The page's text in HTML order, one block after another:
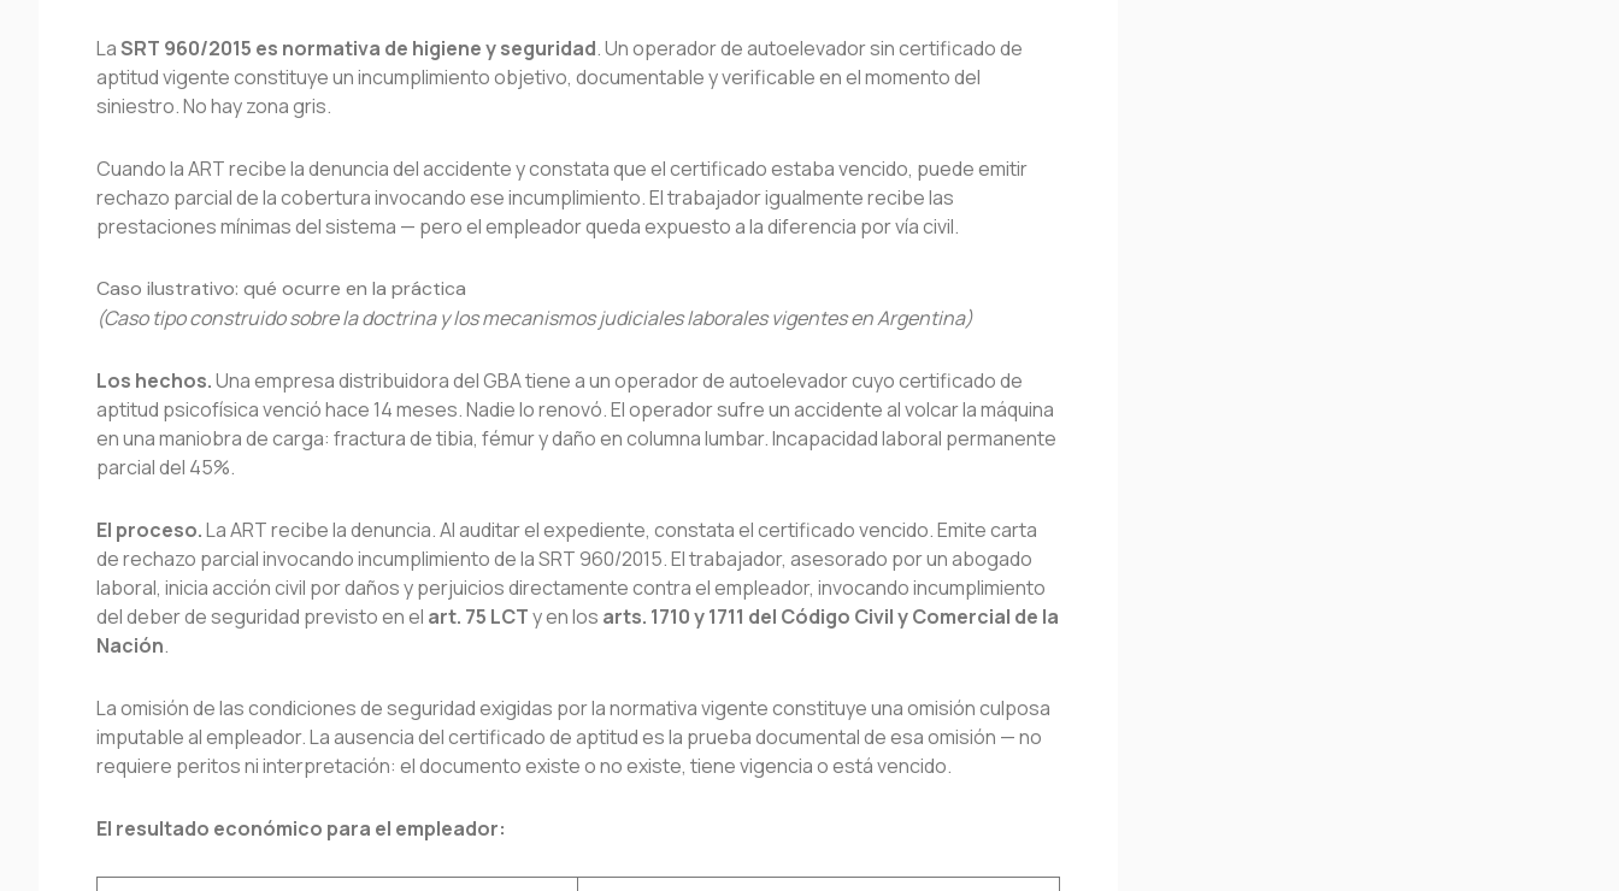
LaSRT 960/2015 es normativa de higiene y seguridad. Un operador de autoelevador sin certificado de
aptitud vigente constituye un incumplimiento objetivo, documentable y verificable en el momento del
siniestro. No hay zona gris.
Cuando la ART recibe la denuncia del accidente y constata que el certificado estaba vencido, puede emitir
rechazo parcial de la cobertura invocando ese incumplimiento. El trabajador igualmente recibe las
prestaciones mínimas del sistema — pero el empleador queda expuesto a la diferencia por vía civil.
Caso ilustrativo: qué ocurre en la práctica
(Caso tipo construido sobre la doctrina y los mecanismos judiciales laborales vigentes en Argentina)
Los hechos.Una empresa distribuidora del GBA tiene a un operador de autoelevador cuyo certificado de
aptitud psicofísica venció hace 14 meses. Nadie lo renovó. El operador sufre un accidente al volcar la máquina
en una maniobra de carga: fractura de tibia, fémur y daño en columna lumbar. Incapacidad laboral permanente
parcial del 45%.
El proceso.La ART recibe la denuncia. Al auditar el expediente, constata el certificado vencido. Emite carta
de rechazo parcial invocando incumplimiento de la SRT 960/2015. El trabajador, asesorado por un abogado
laboral, inicia acción civil por daños y perjuicios directamente contra el empleador, invocando incumplimiento
del deber de seguridad previsto en el art. 75 LCTy en los arts. 1710 y 1711 del Código Civil y Comercial de la
Nación.
La omisión de las condiciones de seguridad exigidas por la normativa vigente constituye una omisión culposa
imputable al empleador. La ausencia del certificado de aptitud es la prueba documental de esa omisión — no
requiere peritos ni interpretación: el documento existe o no existe, tiene vigencia o está vencido.
El resultado económico para el empleador: